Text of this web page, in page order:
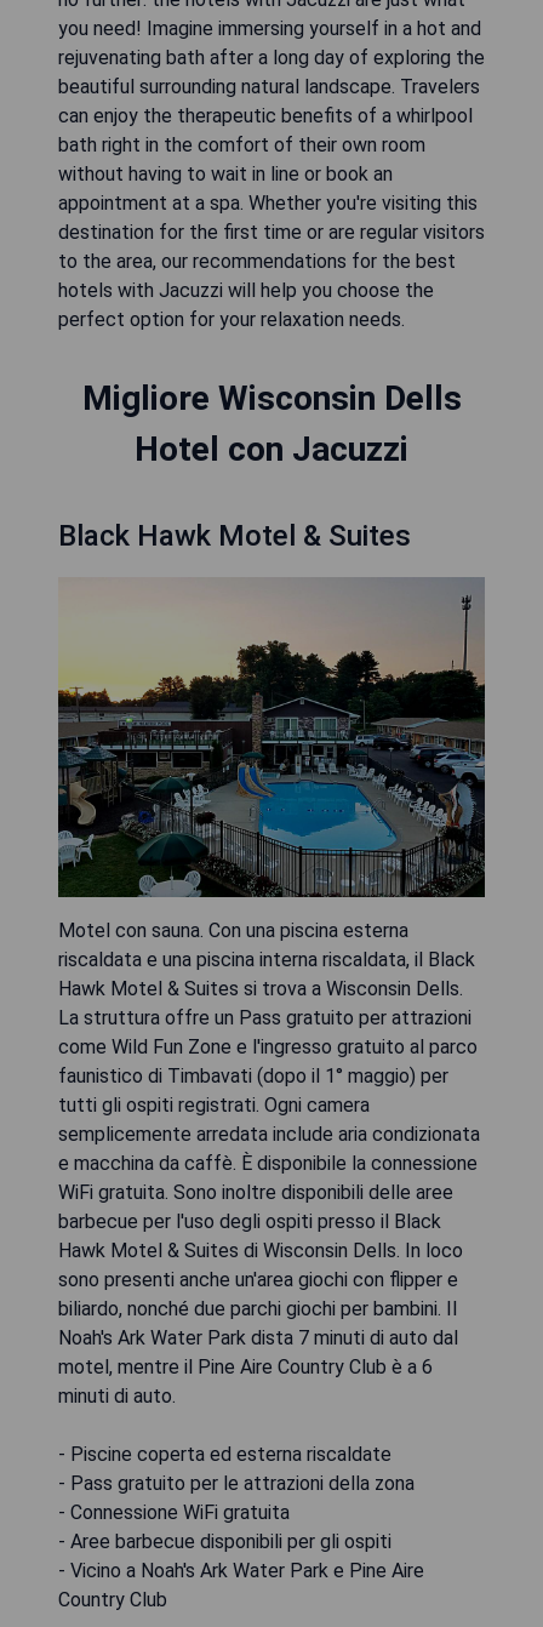
you need! Imagine immersing yourself in a hot and
rejuvenating bath after a long day of exploring the
beautiful surrounding natural landscape. Travelers
can enjoy the therapeutic benefits of a whirlpool
bath right in the comfort of their own room
without having to wait in line or book an
appointment at a spa. Whether you're visiting this
destination for the first time or are regular visitors
to the area, our recommendations for the best
hotels with Jacuzzi will help you choose the
perfect option for your relaxation needs.
Migliore Wisconsin Dells
Hotel con Jacuzzi
Black Hawk Motel & Suites
Motel con sauna. Con una piscina esterna
riscaldata e una piscina interna riscaldata, il Black
Hawk Motel & Suites si trova a Wisconsin Dells.
La struttura offre un Pass gratuito per attrazioni
come Wild Fun Zone e l'ingresso gratuito al parco
faunistico di Timbavati (dopo il 1° maggio) per
tutti gli ospiti registrati. Ogni camera
semplicemente arredata include aria condizionata
e macchina da caffè. È disponibile la connessione
WiFi gratuita. Sono inoltre disponibili delle aree
barbecue per l'uso degli ospiti presso il Black
Hawk Motel & Suites di Wisconsin Dells. In loco
sono presenti anche un'area giochi con flipper e
biliardo, nonché due parchi giochi per bambini. Il
Noah's Ark Water Park dista 7 minuti di auto dal
motel, mentre il Pine Aire Country Club è a 6
minuti di auto.
- Piscine coperta ed esterna riscaldate
- Pass gratuito per le attrazioni della zona
- Connessione WiFi gratuita
- Aree barbecue disponibili per gli ospiti
- Vicino a Noah's Ark Water Park e Pine Aire
Country Club